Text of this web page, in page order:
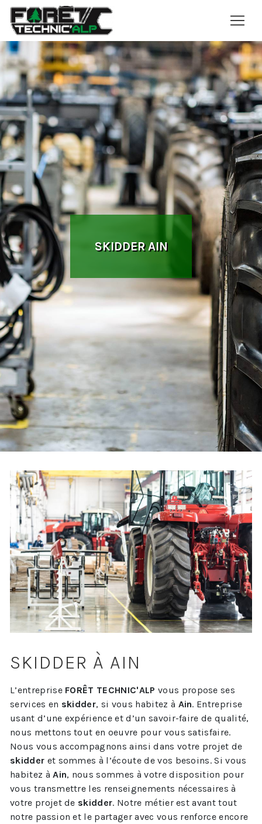
Panneau de gestion des cookies
SKIDDER AIN
SKIDDER À AIN
L’entreprise FORÊT TECHNIC'ALP vous propose ses
services en skidder, si vous habitez à Ain. Entreprise
usant d’une expérience et d’un savoir-faire de qualité,
nous mettons tout en oeuvre pour vous satisfaire.
Nous vous accompagnons ainsi dans votre projet de
skidder et sommes à l’écoute de vos besoins. Si vous
habitez àAin, nous sommes à votre disposition pour
vous transmettre les renseignements nécessaires à
votre projet de skidder. Notre métier est avant tout
notre passion et le partager avec vous renforce encore